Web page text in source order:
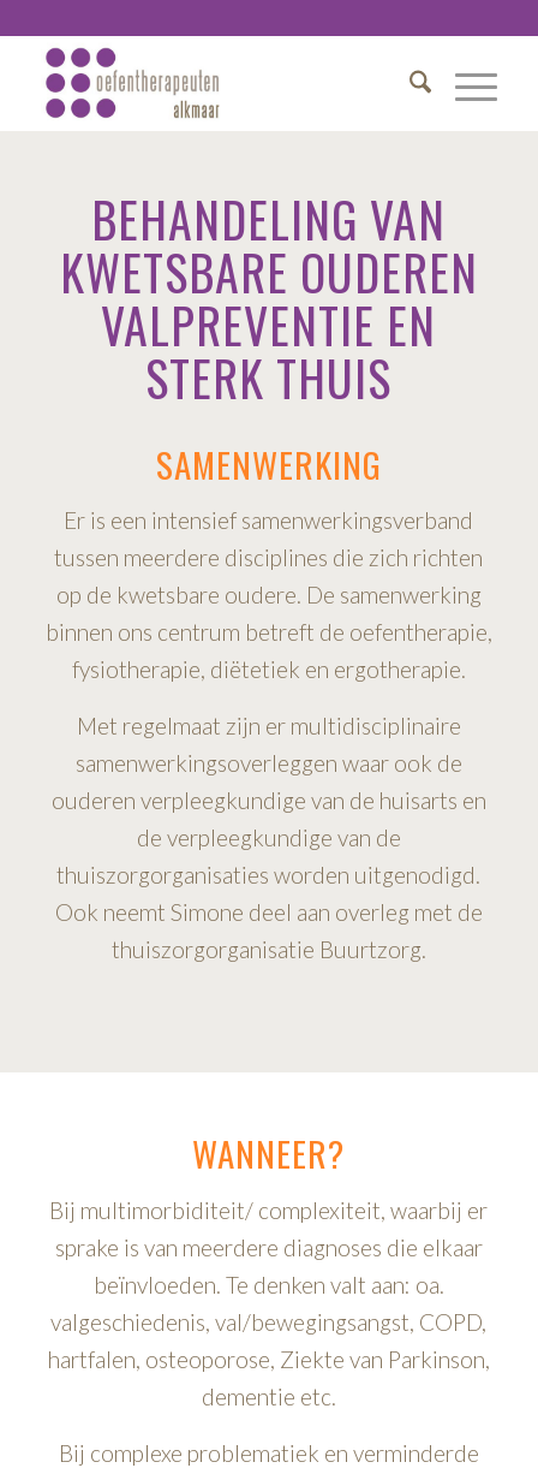
BEHANDELING VAN
KWETSBARE OUDEREN
VALPREVENTIE EN
STERK THUIS
SAMENWERKING
Er is een intensief samenwerkingsverband
tussen meerdere disciplines die zich richten
op de kwetsbare oudere. De samenwerking
binnen ons centrum betreft de oefentherapie,
fysiotherapie, diëtetiek en ergotherapie.
Met regelmaat zijn er multidisciplinaire
samenwerkingsoverleggen waar ook de
ouderen verpleegkundige van de huisarts en
de verpleegkundige van de
thuiszorgorganisaties worden uitgenodigd.
Ook neemt Simone deel aan overleg met de
thuiszorgorganisatie Buurtzorg.
WANNEER?
Bij multimorbiditeit/ complexiteit, waarbij er
sprake is van meerdere diagnoses die elkaar
beïnvloeden. Te denken valt aan: oa.
valgeschiedenis, val/bewegingsangst, COPD,
hartfalen, osteoporose, Ziekte van Parkinson,
dementie etc.
Bij complexe problematiek en verminderde